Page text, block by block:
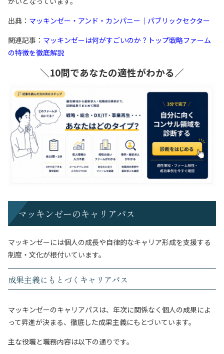
出典： マッキンゼー・アンド・カンパニー｜パブリックセクター
関連記事： マッキンゼーは何がすごいのか？トップ戦略ファーム
の特徴を徹底解説
＼10問であなたの適性がわかる／
マッキンゼーのキャリアパス
マッキンゼーには個人の成長や自律的なキャリア形成を支援する
制度・文化が根付いています。
成果主義にもとづくキャリアパス
マッキンゼーのキャリアパスは、年次に関係なく個人の成果によ
って昇進が決まる、徹底した成果主義にもとづいています。
主な役職と職務内容は以下の通りです。